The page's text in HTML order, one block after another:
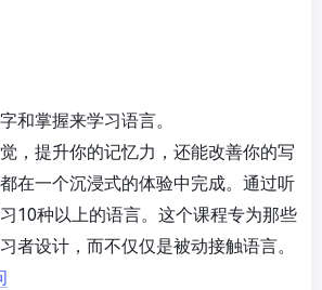
和掌握来学习语言。
，提升你的记忆力，还能改善你的写
在一个沉浸式的体验中完成。通过听
10种以上的语言。这个课程专为那些
者设计，而不仅仅是被动接触语言。